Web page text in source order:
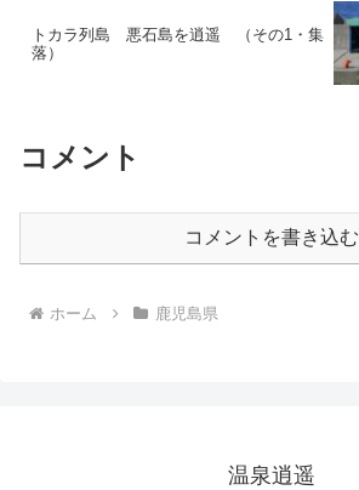
トカラ列島 悪石島を逍遥 （その1・集
落）
コメント
コメントを書き込む
ホーム 鹿児島県
温泉逍遥